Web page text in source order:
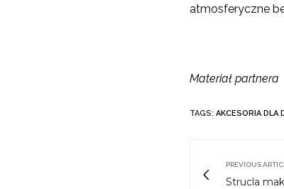
atmosferyczne
Materiał partnera
TAGS: AKCESORIA DLA
PREVIOUS
Strucla